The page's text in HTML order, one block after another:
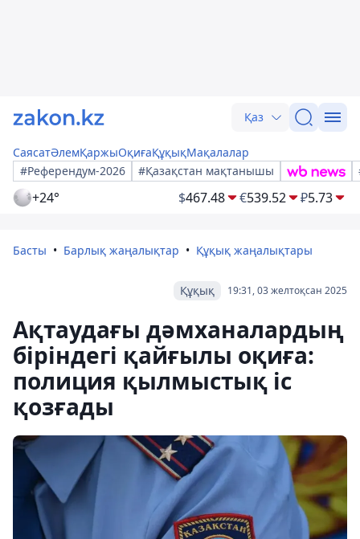
Қаз
СаясатӘлемҚаржыОқиғаҚұқықМақалалар
#Референдум-2026
#Қазақстан мақтанышы
+24° $467.48 €539.52 ₽5.73
Басты Барлық жаңалықтар Құқық жаңалықтары
19:31, 03 желтоқсан 2025
Құқық
Ақтаудағы дәмханалардың
біріндегі қайғылы оқиға:
полиция қылмыстық іс
қозғады